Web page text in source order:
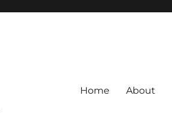
Home About